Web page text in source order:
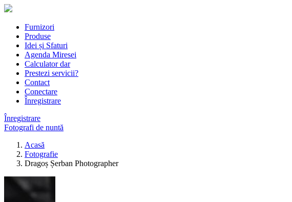
Furnizori
Produse
Idei și Sfaturi
Agenda Miresei
Calculator dar
Prestezi servicii?
Contact
Conectare
Înregistrare
Înregistrare
Fotografi de nuntă
Acasă
Fotografie
Dragoș Șerban Photographer